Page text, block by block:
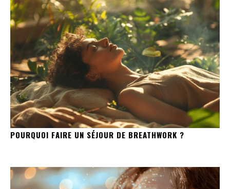
POURQUOI FAIRE UN SÉJOUR DE BREATHWORK ?